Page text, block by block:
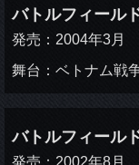
バトルフィール
発売：2004年3月
舞台：ベトナム戦
バトルフィール